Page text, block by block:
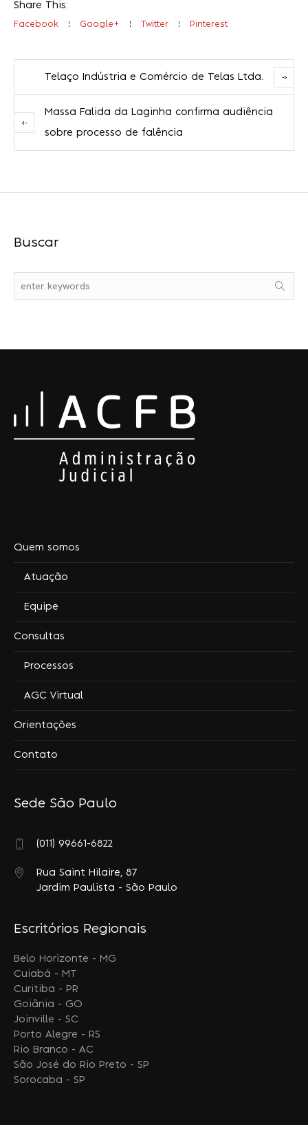
Share This:
Facebook Google+ Twitter Pinterest
Telaço Indústria e Comércio de Telas Ltda.
Massa Falida da Laginha confirma audiência
sobre processo de falência
Buscar
Quem somos
Atuação
Equipe
Consultas
Processos
AGC Virtual
Orientações
Contato
Sede São Paulo
(011) 99661-6822
Rua Saint Hilaire, 87
Jardim Paulista - São Paulo
Escritórios Regionais
Belo Horizonte - MG
Cuiabá - MT
Curitiba - PR
Goiânia - GO
Joinville - SC
Porto Alegre - RS
Rio Branco - AC
São José do Rio Preto - SP
Sorocaba - SP